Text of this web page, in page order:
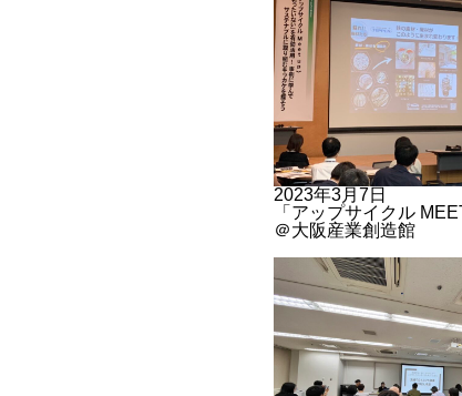
2023年3月7日
「アップサイクル
＠大阪産業創造館